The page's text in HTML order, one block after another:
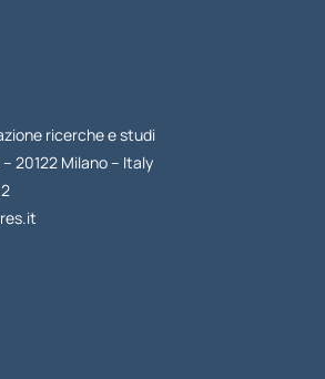
ricerche e studi
20122 Milano – Italy